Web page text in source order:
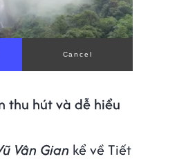
thu hút và dễ hiểu
Vân Gian kể về Tiết